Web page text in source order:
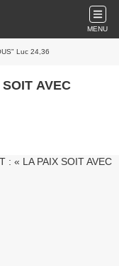
MENU
Luc 24,36
AVEC